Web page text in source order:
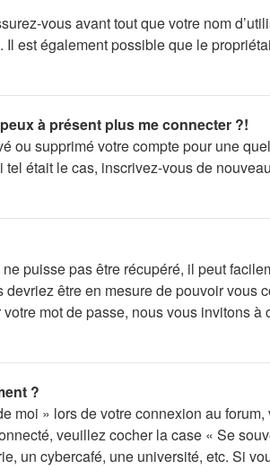
vous avant tout que votre nom
est également possible que le
à présent plus me connecter ?!
ou supprimé votre compte pour une
était le cas, inscrivez-vous de
puisse pas être récupéré, il peut
être en mesure de pouvoir vous
mot de passe, nous vous invitons à
?
moi » lors de votre connexion au
veuillez cocher la case « Se
un cybercafé, une université, etc. Si